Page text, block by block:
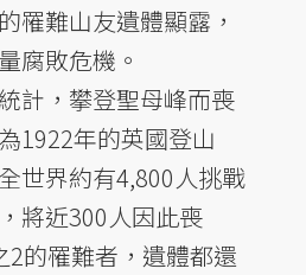
罹難山友遺體顯露，
腐敗危機。
計，攀登聖母峰而喪
1922年的英國登山
世界約有4,800人挑戰
將近300人因此喪
2的罹難者，遺體都還